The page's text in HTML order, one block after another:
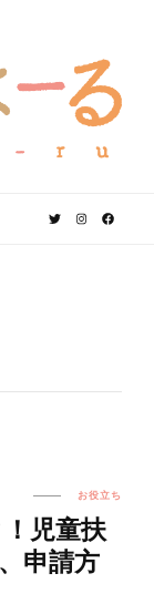
お役立ち
児童扶
申請方